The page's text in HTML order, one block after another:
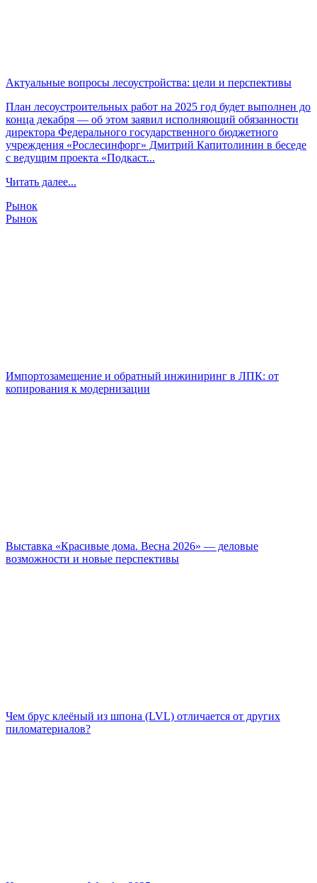
Актуальные вопросы лесоустройства: цели и перспективы
План лесоустроительных работ на 2025 год будет выполнен до
конца декабря — об этом заявил исполняющий обязанности
директора Федерального государственного бюджетного
учреждения «Рослесинфорг» Дмитрий Капитолинин в беседе
с ведущим проекта «Подкаст...
Читать далее...
Рынок
Рынок
Импортозамещение и обратный инжиниринг в ЛПК: от
копирования к модернизации
Выставка «Красивые дома. Весна 2026» — деловые
возможности и новые перспективы
Чем брус клеёный из шпона (LVL) отличается от других
пиломатериалов?